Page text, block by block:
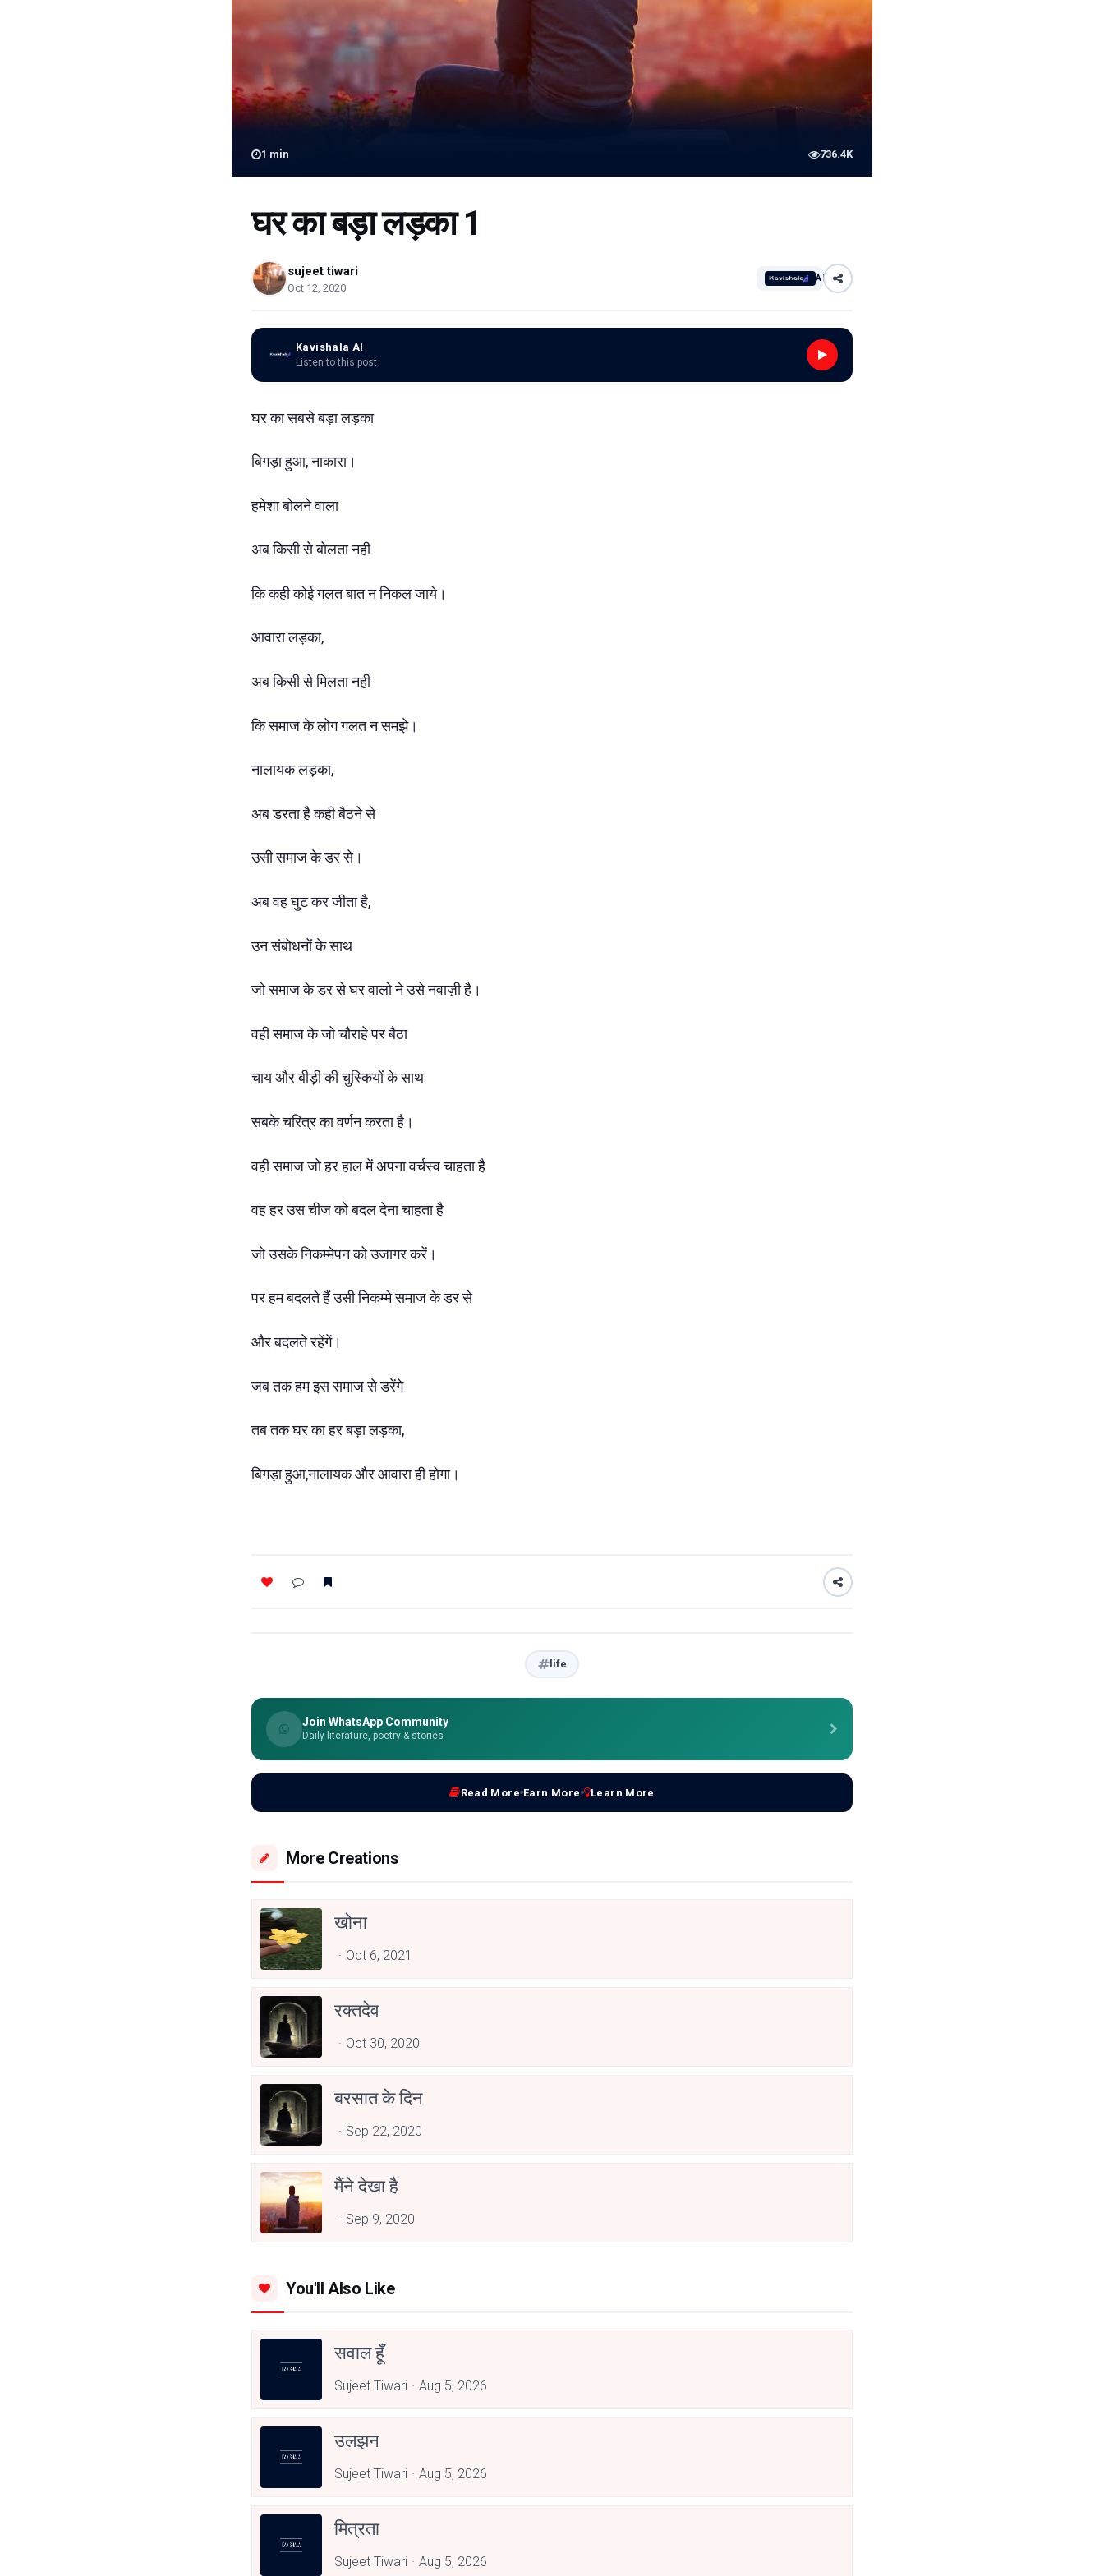
1 min 736.4K
घर का बड़ा लड़का 1
sujeet tiwari
Oct 12, 2020
AI
Kavishala AI
Listen to this post
घर का सबसे बड़ा लड़का
बिगड़ा हुआ, नाकारा।
हमेशा बोलने वाला
अब किसी से बोलता नही
कि कही कोई गलत बात न निकल जाये।
आवारा लड़का,
अब किसी से मिलता नही
कि समाज के लोग गलत न समझे।
नालायक लड़का,
अब डरता है कही बैठने से
उसी समाज के डर से।
अब वह घुट कर जीता है,
उन संबोधनों के साथ
जो समाज के डर से घर वालो ने उसे नवाज़ी है।
वही समाज के जो चौराहे पर बैठा
चाय और बीड़ी की चुस्कियों के साथ
सबके चरित्र का वर्णन करता है।
वही समाज जो हर हाल में अपना वर्चस्व चाहता है
वह हर उस चीज को बदल देना चाहता है
जो उसके निकम्मेपन को उजागर करें।
पर हम बदलते हैं उसी निकम्मे समाज के डर से
और बदलते रहेंगें।
जब तक हम इस समाज से डरेंगे
तब तक घर का हर बड़ा लड़का,
बिगड़ा हुआ,नालायक और आवारा ही होगा।
life
Join WhatsApp Community
Daily literature, poetry & stories
Read More Earn More Learn More
More Creations
खोना
Oct 6, 2021
रक्तदेव
Oct 30, 2020
बरसात के दिन
Sep 22, 2020
मैंने देखा है
Sep 9, 2020
You'll Also Like
सवाल हूँ
Sujeet Tiwari Aug 5, 2026
उलझन
Sujeet Tiwari Aug 5, 2026
मित्रता
Sujeet Tiwari Aug 5, 2026